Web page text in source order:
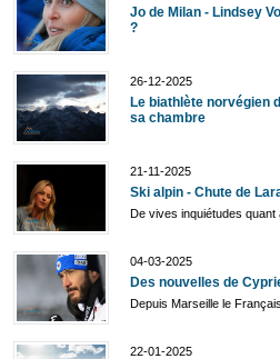
Jo de Milan - Lindsey
?
26-12-2025
Le biathlète norvégien
sa chambre
21-11-2025
Ski alpin - Chute de
De vives inquiétudes quant
04-03-2025
Des nouvelles de
Depuis Marseille le
22-01-2025